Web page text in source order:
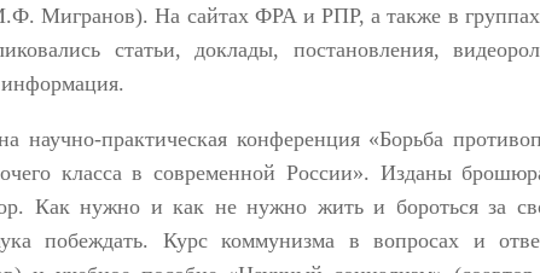
Мигранов). На сайтах ФРА и РПР, а также в
статьи, доклады, постановления,
научно-практическая конференция «Борьба
класса в современной России». Изданы
Как нужно и как не нужно жить и бороться за
побеждать. Курс коммунизма в вопросах и